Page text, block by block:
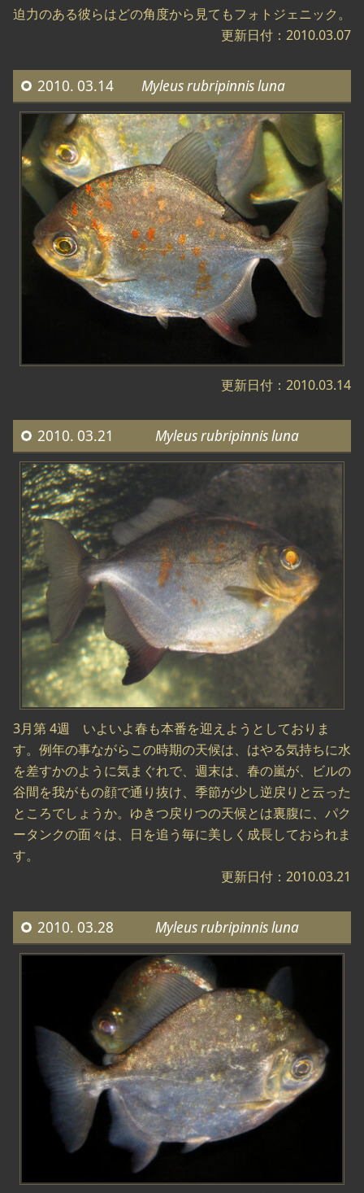
迫力のある彼らはどの角度から見てもフォトジェニック。
更新日付：2010.03.07
2010. 03.14 Myleus rubripinnis luna
更新日付：2010.03.14
2010. 03.21 Myleus rubripinnis luna
3月第 4週 いよいよ春も本番を迎えようとしておりま
す。例年の事ながらこの時期の天候は、はやる気持ちに水
を差すかのように気まぐれで、週末は、春の嵐が、ビルの
谷間を我がもの顔で通り抜け、季節が少し逆戻りと云った
ところでしょうか。ゆきつ戻りつの天候とは裏腹に、パク
ータンクの面々は、日を追う毎に美しく成長しておられま
す。
更新日付：2010.03.21
2010. 03.28 Myleus rubripinnis luna